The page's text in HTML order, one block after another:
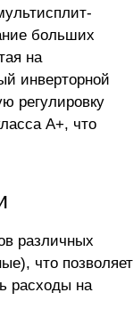
больших
на
инверторной
регулировку
А+, что
различных
что позволяет
расходы на